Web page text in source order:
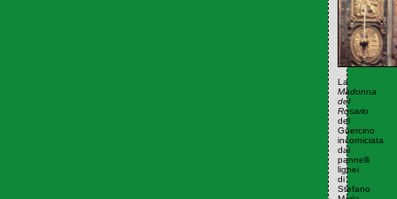
La
Madonna
del
Rosario
del
Guercino
incorniciata
dai
pannelli
lignei
di
Stefano